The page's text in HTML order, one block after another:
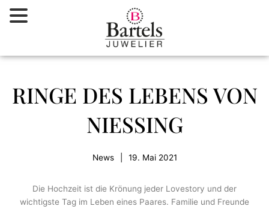
Inhalt
RINGE DES LEBENS VON
NIESSING
News 19. Mai 2021
Die Hochzeit ist die Krönung jeder Lovestory und der
wichtigste Tag im Leben eines Paares. Familie und Freunde